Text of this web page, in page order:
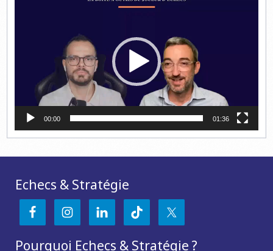
00:00 01:36
Echecs & Stratégie
Pourquoi Echecs & Stratégie ?